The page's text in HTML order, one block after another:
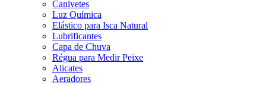
Canivetes
Luz Química
Elástico para Isca Natural
Lubrificantes
Capa de Chuva
Régua para Medir Peixe
Alicates
Aeradores